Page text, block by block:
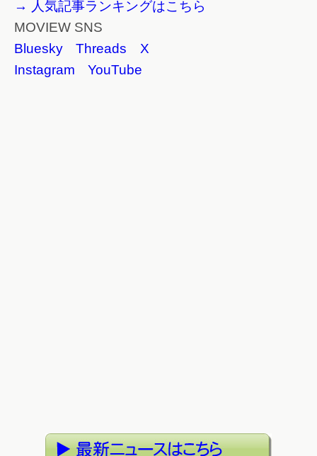
→ 人気記事ランキングはこちら
MOVIEW SNS
Bluesky
Threads
X
Instagram
YouTube